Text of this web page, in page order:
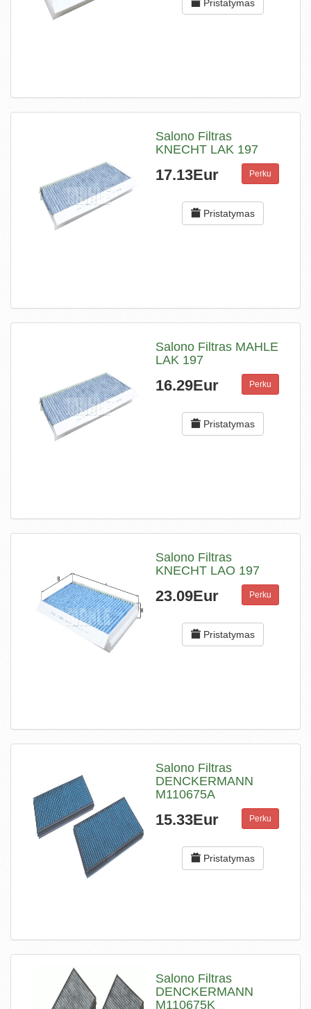
Pristatymas
Salono Filtras
KNECHT LAK 197
17.13Eur Perku
Pristatymas
Salono Filtras MAHLE
LAK 197
16.29Eur Perku
Pristatymas
Salono Filtras
KNECHT LAO 197
23.09Eur Perku
Pristatymas
Salono Filtras
DENCKERMANN
M110675A
15.33Eur Perku
Pristatymas
Salono Filtras
DENCKERMANN
M110675K